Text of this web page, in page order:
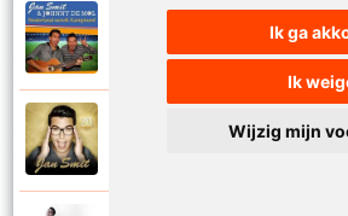
Ik ga
Ik
Wijzig mijn
Jan Smit en Johnny De Mol
Nederland wordt kampioen